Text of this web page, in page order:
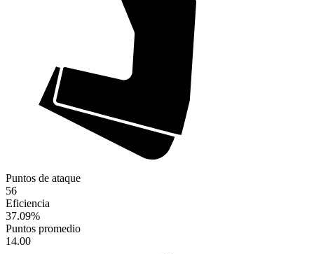
Puntos de ataque
56
Eficiencia
37.09%
Puntos promedio
14.00